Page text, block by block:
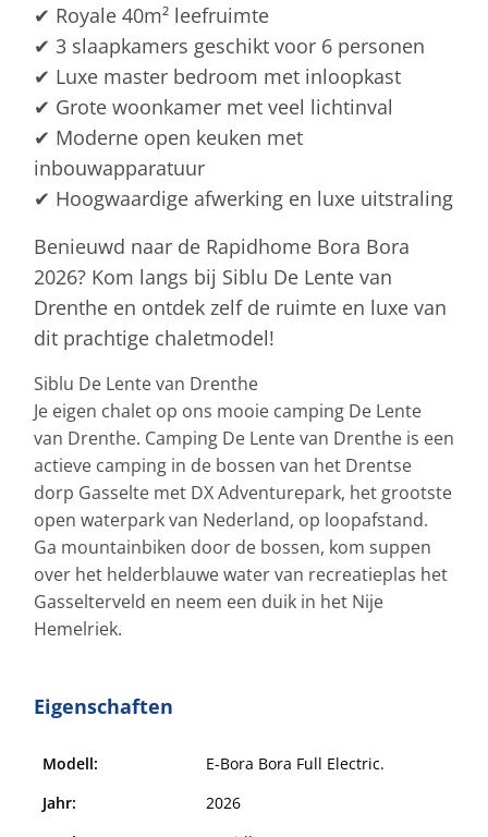
✔ Royale 40m² leefruimte
✔ 3 slaapkamers geschikt voor 6 personen
✔ Luxe master bedroom met inloopkast
✔ Grote woonkamer met veel lichtinval
✔ Moderne open keuken met
inbouwapparatuur
✔ Hoogwaardige afwerking en luxe uitstraling
Benieuwd naar de Rapidhome Bora Bora
2026? Kom langs bij Siblu De Lente van
Drenthe en ontdek zelf de ruimte en luxe van
dit prachtige chaletmodel!
Siblu De Lente van Drenthe
Je eigen chalet op ons mooie camping De Lente
van Drenthe. Camping De Lente van Drenthe is een
actieve camping in de bossen van het Drentse
dorp Gasselte met DX Adventurepark, het grootste
open waterpark van Nederland, op loopafstand.
Ga mountainbiken door de bossen, kom suppen
over het helderblauwe water van recreatieplas het
Gasselterveld en neem een duik in het Nije
Hemelriek.
Eigenschaften
Modell:
E-Bora Bora Full Electric.
Jahr:
2026